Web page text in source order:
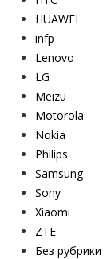
HUAWEI
infp
Lenovo
LG
Meizu
Motorola
Nokia
Philips
Samsung
Sony
Xiaomi
ZTE
Без рубрики